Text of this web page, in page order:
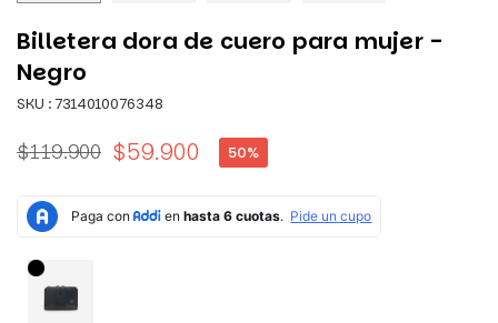
Billetera dora de cuero para mujer -
Negro
SKU :7314010076348
Precio
$119.900 $59.900 50%